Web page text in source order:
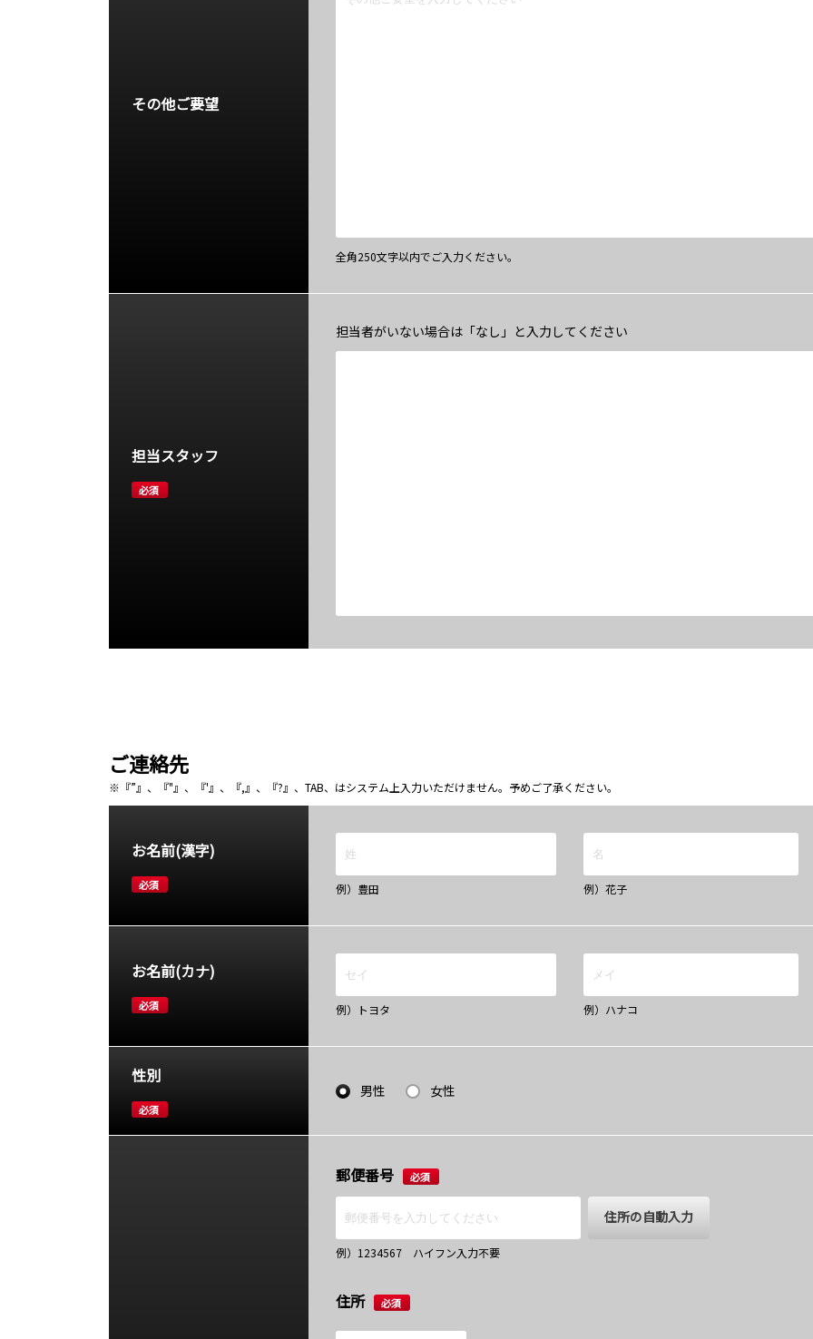
その他ご要望
全角250文字以内でご入力ください。
担当スタッフ
必須
担当者がいない場合は「なし」と入力してください
ご連絡先
※『”』、『"』、『'』、『,』、『?』、TAB、はシステム上入力いただけません。予めご了承ください。
お名前(漢字)
必須 例）豊田 例）花子
お名前(カナ)
必須 例）トヨタ 例）ハナコ
性別
必須
男性 女性
郵便番号 必須
住所の自動入力
例）1234567 ハイフン入力不要
住所 必須